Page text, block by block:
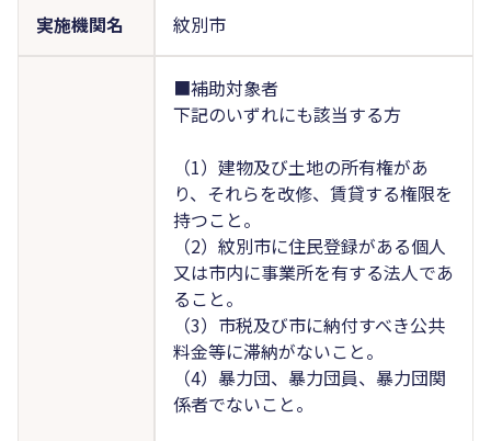
実施機関名 紋別市
■補助対象者
下記のいずれにも該当する方
（1）建物及び土地の所有権があ
り、それらを改修、賃貸する権限を
持つこと。
（2）紋別市に住民登録がある個人
又は市内に事業所を有する法人であ
ること。
（3）市税及び市に納付すべき公共
料金等に滞納がないこと。
（4）暴力団、暴力団員、暴力団関
係者でないこと。